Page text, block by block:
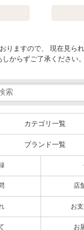
りますので、 現在見ら
しからずご了承ください。
カテゴリ一覧
ブランド一覧
店
お
お